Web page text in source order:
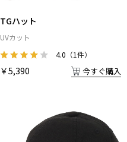
TGハット
UVカット
4.0 （1件）
￥5,390 今すぐ購入